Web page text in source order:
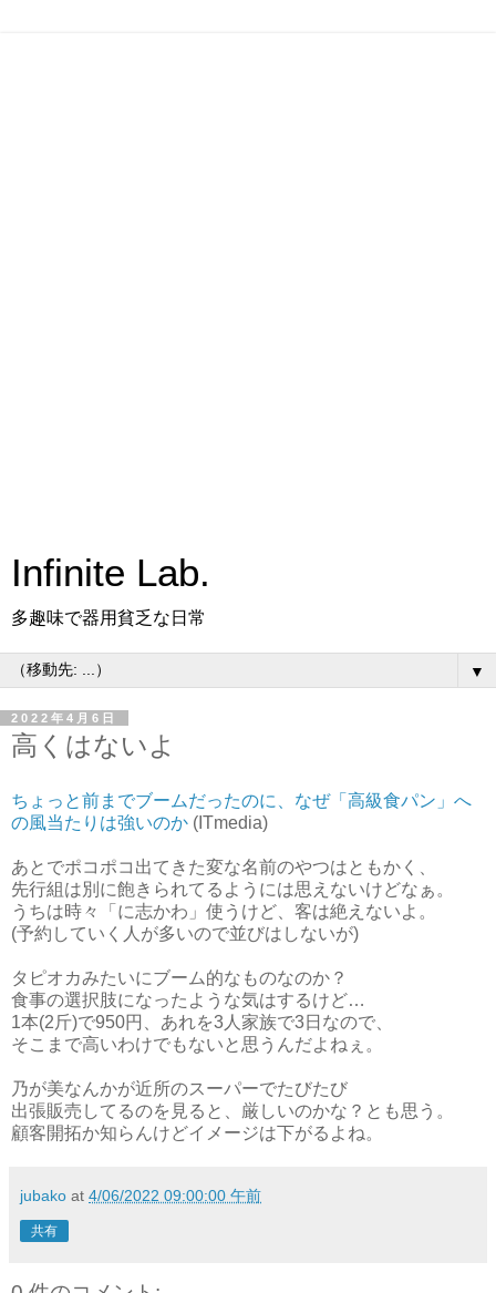
Infinite Lab.
多趣味で器用貧乏な日常
▼
2022年4月6日
高くはないよ
ちょっと前までブームだったのに、なぜ「高級食パン」へ
の風当たりは強いのか (ITmedia)
あとでポコポコ出てきた変な名前のやつはともかく、
先行組は別に飽きられてるようには思えないけどなぁ。
うちは時々「に志かわ」使うけど、客は絶えないよ。
(予約していく人が多いので並びはしないが)
タピオカみたいにブーム的なものなのか？
食事の選択肢になったような気はするけど…
1本(2斤)で950円、あれを3人家族で3日なので、
そこまで高いわけでもないと思うんだよねぇ。
乃が美なんかが近所のスーパーでたびたび
出張販売してるのを見ると、厳しいのかな？とも思う。
顧客開拓か知らんけどイメージは下がるよね。
jubako at 4/06/2022 09:00:00 午前
共有